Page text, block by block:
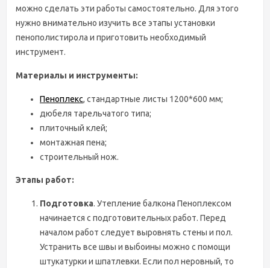
можно сделать эти работы самостоятельно. Для этого
нужно внимательно изучить все этапы установки
пенополистирола и приготовить необходимый
инструмент.
Материалы и инструменты:
Пеноплекс, стандартные листы 1200*600 мм;
дюбеля тарельчатого типа;
плиточный клей;
монтажная пена;
строительный нож.
Этапы работ:
Подготовка. Утепление балкона Пеноплексом
начинается с подготовительных работ. Перед
началом работ следует выровнять стены и пол.
Устранить все швы и выбоины можно с помощи
штукатурки и шпатлевки. Если пол неровный, то